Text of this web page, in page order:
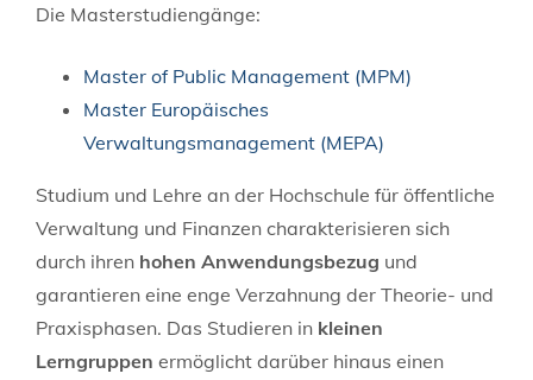
Die Masterstudiengänge:
Master of Public Management (MPM)
Master Europäisches
Verwaltungsmanagement (MEPA)
Studium und Lehre an der Hochschule für öffentliche
Verwaltung und Finanzen charakterisieren sich
durch ihren hohen Anwendungsbezug und
garantieren eine enge Verzahnung der Theorie- und
Praxisphasen. Das Studieren in kleinen
Lerngruppen ermöglicht darüber hinaus einen